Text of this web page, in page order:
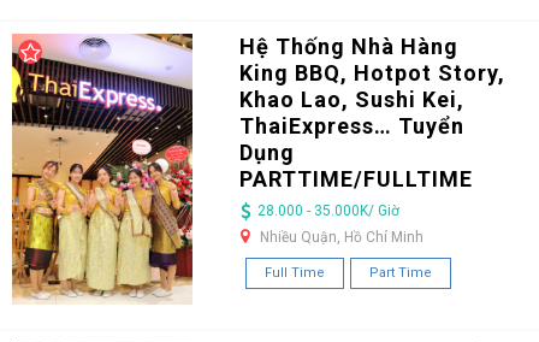
Hệ Thống Nhà Hàng
King BBQ, Hotpot Story,
Khao Lao, Sushi Kei,
ThaiExpress… Tuyển
Dụng
PARTTIME/FULLTIME
28.000 - 35.000K/ Giờ
Nhiều Quận, Hồ Chí Minh
Full Time Part Time